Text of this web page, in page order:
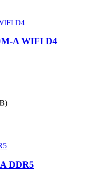
A WIFI D4
DDR5